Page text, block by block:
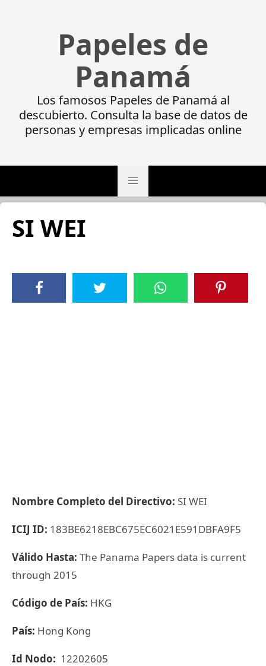
Papeles de
Panamá
Los famosos Papeles de Panamá al
descubierto. Consulta la base de datos de
personas y empresas implicadas online
SI WEI
Nombre Completo del Directivo: SI WEI
ICIJ ID: 183BE6218EBC675EC6021E591DBFA9F5
Válido Hasta: The Panama Papers data is current
through 2015
Código de País: HKG
País: Hong Kong
Id Nodo: 12202605